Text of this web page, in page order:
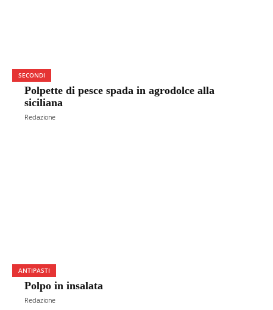
SECONDI
Polpette di pesce spada in agrodolce alla
siciliana
Redazione
ANTIPASTI
Polpo in insalata
Redazione